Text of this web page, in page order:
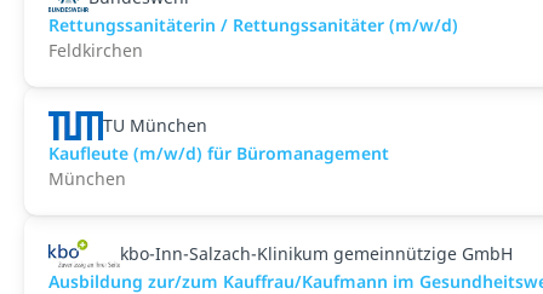
Rettungssanitäterin / Rettungssanitäter (m/w/d)
Feldkirchen
TU München
Kaufleute (m/w/d) für Büromanagement
München
kbo-Inn-Salzach-Klinikum gemeinnützige GmbH
Ausbildung zur/zum Kauffrau/Kaufmann im